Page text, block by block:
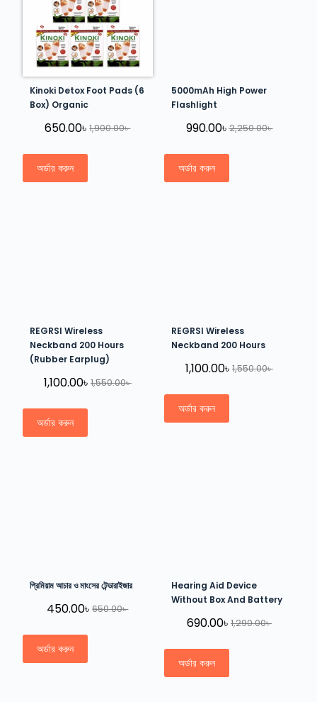
Kinoki Detox Foot Pads (6
Box) Organic
1,900.00৳
650.00৳
অর্ডার করুন
5000mAh High Power
Flashlight
2,250.00৳
990.00৳
অর্ডার করুন
REGRSI Wireless
Neckband 200 Hours
(Rubber Earplug)
1,550.00৳
1,100.00৳
অর্ডার করুন
REGRSI Wireless
Neckband 200 Hours
1,550.00৳
1,100.00৳
অর্ডার করুন
প্রিমিয়াম আচার ও মাংসের টেন্ডারাইজার
650.00৳
450.00৳
অর্ডার করুন
Hearing Aid Device
Without Box And Battery
1,290.00৳
690.00৳
অর্ডার করুন